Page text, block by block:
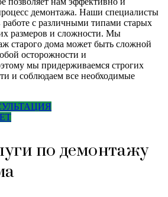
демонтажа. Наши специалисты
с различными типами старых
размеров и сложности. Мы
старого дома может быть сложной
осторожности и
мы придерживаемся строгих
и соблюдаем все необходимые
по демонтажу